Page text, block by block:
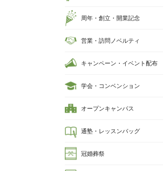
周年・創立・開業記念
営業・訪問ノベルティ
キャンペーン・イベント配布
学会・コンベンション
オープンキャンパス
通塾・レッスンバッグ
冠婚葬祭